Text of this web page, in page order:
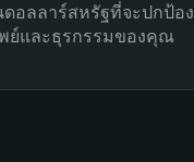
อลลาร์สหรัฐที่จะปกป้อง
ย์และธุรกรรมของคุณ